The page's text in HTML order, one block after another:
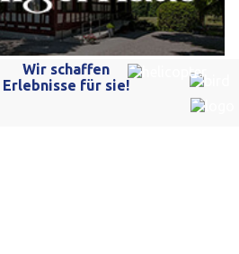
essen in Bronschhofen SG
Fahrerin bei Kollision im